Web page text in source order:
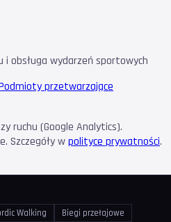
i obsługa wydarzeń sportowych
przetwarzające
ruchu (Google Analytics).
Szczegóły wpolityce prywatności.
Walking
Biegi przełajowe